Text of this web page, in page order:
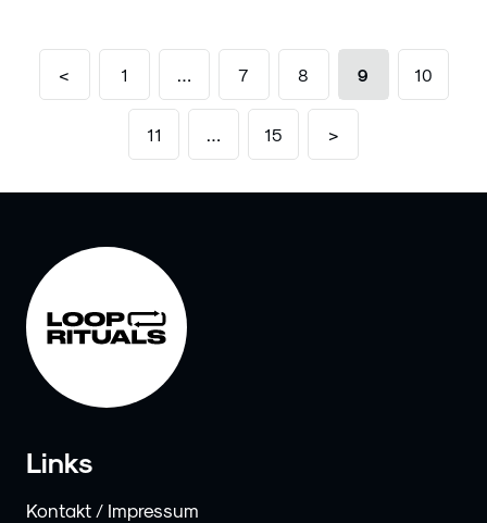
< 1 … 7 8 9 10
11 … 15 >
Links
Kontakt / Impressum